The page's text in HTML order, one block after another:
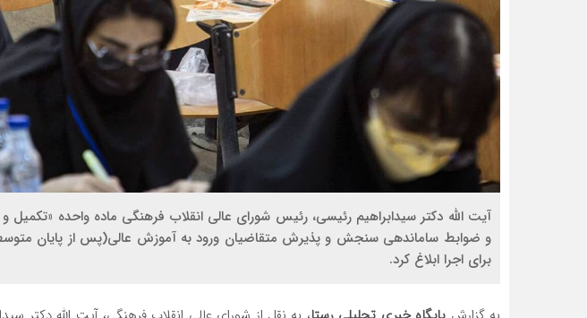
آیت الله دکتر سیدابراهیم رئیسی، رئیس شورای عالی انقلاب فرهنگی ماده واحده
برای اجرا ابلاغ کرد.